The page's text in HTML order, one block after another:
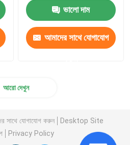
ভালো দাম
আমাদের সাথে যোগাযোগ
আরো দেখুন
সাথে যোগাযোগ করুন
Desktop Site
Privacy Policy